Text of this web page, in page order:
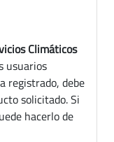
Climáticos
usuarios
registrado, debe
solicitado. Si
hacerlo de